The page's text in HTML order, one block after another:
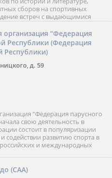
сборов на спортивных
встреч с выдающимися
онлайн обучение в
занятий, круглые столы
организация фестивалей;
и турниров.
организация “Федерация
Республики (Федерация
Республики)
д. 59
“Федерация парусного
свою деятельность в
состоит в популяризации
содействии развитию спорта в
и международных
(САА)